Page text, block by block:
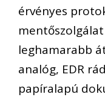
érvényes
leghamarabb
analóg, EDR
papíralapú